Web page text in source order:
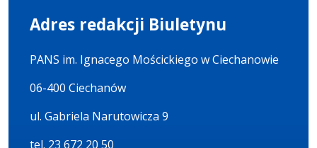
Adres redakcji Biuletynu
PANS im. Ignacego Mościckiego w Ciechanowie
06-400 Ciechanów
ul. Gabriela Narutowicza 9
tel. 23 672 20 50